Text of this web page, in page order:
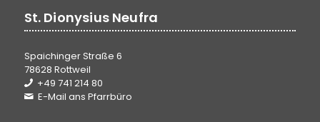
St. Dionysius Neufra
Spaichinger Straße 6
78628 Rottweil
+49 741 214 80
E-Mail ans Pfarrbüro